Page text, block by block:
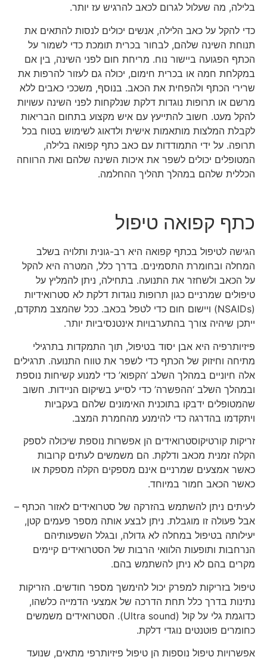
בלילה, מה שעלול לגרום לכאב להרגיש עז יותר.
כדי להקל על כאב הלילה, אנשים יכולים לנסות להתאים את
תנוחת השינה שלהם, לבחור בכרית תומכת כדי לשמור על
הכתף הפגועה ביישור נוח. מריחת חום לפני השינה, בין אם
במקלחת חמה או בכרית חימום, יכולה גם לעזור להרפות את
שרירי הכתף ולהפחית את הכאב. בנוסף, משככי כאבים ללא
מרשם או תרופות נוגדות דלקת שנלקחות לפני השינה עשויות
להקל מעט. חשוב להתייעץ עם איש מקצוע בתחום הבריאות
לקבלת המלצות מותאמות אישית ולדאוג לשימוש בטוח בכל
תרופה. על ידי התמודדות עם כאב כתף קפואה בלילה,
המטופלים יכולים לשפר את איכות השינה שלהם ואת הרווחה
הכללית שלהם במהלך תהליך ההחלמה.
כתף קפואה טיפול
הגישה לטיפול בכתף קפואה היא רב-גונית ותלויה בשלב
המחלה ובחומרת התסמינים. בדרך כלל, המטרה היא להקל
על הכאב ולשחזר את התנועה. בתחילה, ניתן להמליץ על
טיפולים שמרניים כגון תרופות נוגדות דלקת לא סטרואידיות
(NSAIDs) ויישום חום כדי לטפל בכאב. ככל שהמצב מתקדם,
ייתכן שיהיה צורך בהתערבויות אינטנסיביות יותר.
פיזיותרפיה היא אבן יסוד בטיפול, תוך התמקדות בתרגילי
מתיחה וחיזוק של הכתף כדי לשפר את טווח התנועה. תרגילים
אלה חיוניים במהלך השלב ‘הקפוא’ כדי למנוע קשיחות נוספת
ובמהלך השלב ‘ההפשרה’ כדי לסייע בשיקום הניידות. חשוב
שהמטופלים ידבקו בתוכנית האימונים שלהם בעקביות
ויתקדמו בהדרגה כדי להימנע מהחמרת המצב.
זריקות קורטיקוסטרואידים הן אפשרות נוספת שיכולה לספק
הקלה זמנית מכאב ודלקת. הם משמשים לעתים קרובות
כאשר אמצעים שמרניים אינם מספקים הקלה מספקת או
כאשר הכאב חמור במיוחד.
לעיתים ניתן להשתמש בהזרקה של סטרואידים לאזור הכתף –
אבל פעולה זו מוגבלת. ניתן לבצע אותה מספר פעמים קטן,
יעילותה בטיפול במחלה לא גדולה, ובגלל השפעותיהם
הנרחבות ותופעות הלוואי הרבות של הסטרואידים קיימים
מקרים בהם לא ניתן להשתמש בהם.
טיפול בזריקות למפרק יכול להימשך מספר חודשים. הזריקות
נתינות בדרך כלל תחת הדרכה של אמצעי הדמייה כלשהו,
כדוגמת גלי על קול (Ultra sound). הסטרואידים משמשים
כחומרים פוטנטים נוגדי דלקת.
אפשרויות טיפול נוספות הן טיפול פיזיותרפי מתאים, שנועד